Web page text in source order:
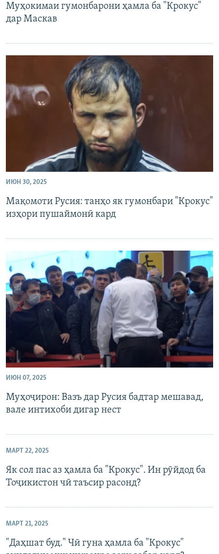
Муҳокимаи гумонбарони ҳамла ба "Крокус"
дар Маскав
ИЮН 30, 2025
Мақомоти Русия: танҳо як гумонбари "Крокус"
изҳори пушаймонӣ кард
ИЮН 07, 2025
Муҳоҷирон: Вазъ дар Русия бадтар мешавад,
вале интихоби дигар нест
МАРТ 22, 2025
Як сол пас аз ҳамла ба "Крокус". Ин рӯйдод ба
Тоҷикистон чӣ таъсир расонд?
МАРТ 21, 2025
"Даҳшат буд." Чӣ гуна ҳамла ба "Крокус"